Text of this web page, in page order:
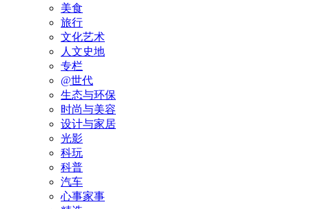
美食
旅行
文化艺术
人文史地
专栏
@世代
生态与环保
时尚与美容
设计与家居
光影
科玩
科普
汽车
心事家事